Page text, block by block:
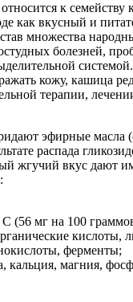
к
как вкусный и
множества
болезней,
кожу, кашица
терапии,
эфирные
распада
жгучий вкус дают
(56 мг на 100
кислоты,
ферменты;
кальция, магния,